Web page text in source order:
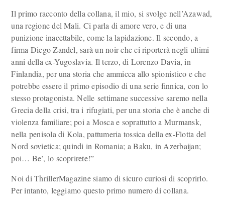
Il primo racconto della collana, il mio, si svolge nell’Azawad,
una regione del Mali. Ci parla di amore vero, e di una
punizione inacettabile, come la lapidazione. Il secondo, a
firma Diego Zandel, sarà un noir che ci riporterà negli ultimi
anni della ex-Yugoslavia. Il terzo, di Lorenzo Davia, in
Finlandia, per una storia che ammicca allo spionistico e che
potrebbe essere il primo episodio di una serie finnica, con lo
stesso protagonista. Nelle settimane successive saremo nella
Grecia della crisi, tra i rifugiati, per una storia che è anche di
violenza familiare; poi a Mosca e soprattutto a Murmansk,
nella penisola di Kola, pattumeria tossica della ex-Flotta del
Nord sovietica; quindi in Romania; a Baku, in Azerbaijan;
poi… Be’, lo scoprirete!”
Noi di ThrillerMagazine siamo di sicuro curiosi di scoprirlo.
Per intanto, leggiamo questo primo numero di collana.